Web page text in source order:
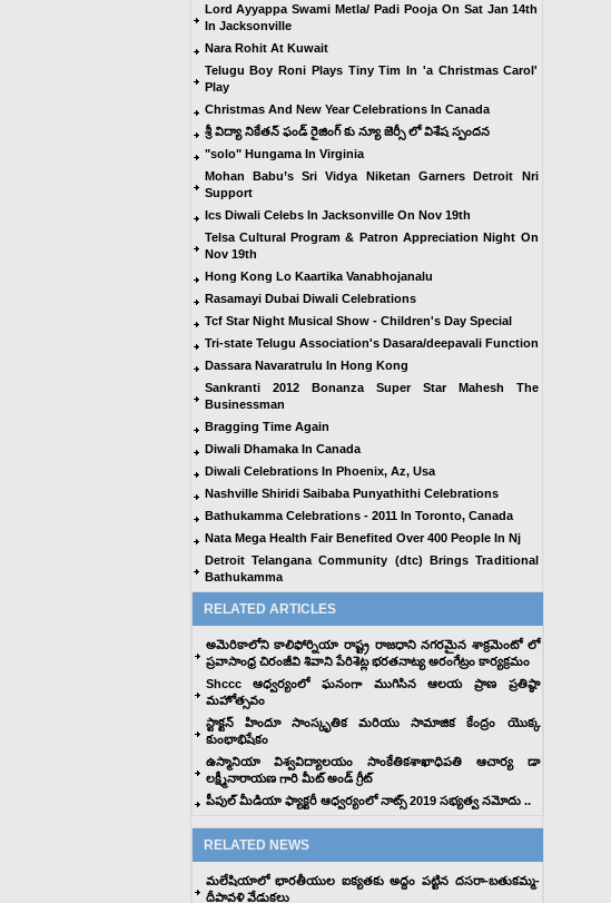
Lord Ayyappa Swami Metla/ Padi Pooja On Sat Jan 14th
In Jacksonville
Nara Rohit At Kuwait
Telugu Boy Roni Plays Tiny Tim In 'a Christmas Carol'
Play
Christmas And New Year Celebrations In Canada
శ్రీ విద్యా నికేతన్ ఫండ్ రైజింగ్ కు న్యూ జెర్సీ లో విశేష స్పందన
"solo" Hungama In Virginia
Mohan Babu’s Sri Vidya Niketan Garners Detroit Nri
Support
Ics Diwali Celebs In Jacksonville On Nov 19th
Telsa Cultural Program & Patron Appreciation Night On
Nov 19th
Hong Kong Lo Kaartika Vanabhojanalu
Rasamayi Dubai Diwali Celebrations
Tcf Star Night Musical Show - Children's Day Special
Tri-state Telugu Association's Dasara/deepavali Function
Dassara Navaratrulu In Hong Kong
Sankranti 2012 Bonanza Super Star Mahesh The
Businessman
Bragging Time Again
Diwali Dhamaka In Canada
Diwali Celebrations In Phoenix, Az, Usa
Nashville Shiridi Saibaba Punyathithi Celebrations
Bathukamma Celebrations - 2011 In Toronto, Canada
Nata Mega Health Fair Benefited Over 400 People In Nj
Detroit Telangana Community (dtc) Brings Traditional
Bathukamma
RELATED ARTICLES
అమెరికాలోని కాలిఫోర్నియా రాష్ట్ర రాజధాని నగరమైన శాక్రమెంటో లో
ప్రవాసాంధ్ర చిరంజీవి శివాని పేరిశెట్ల భరతనాట్య అరంగేట్రం కార్యక్రమం
Shccc ఆధ్వర్యంలో ఘనంగా ముగిసిన ఆలయ ప్రాణ ప్రతిష్ఠా
మహోత్సవం
స్టాక్టన్ హిందూ సాంస్కృతిక మరియు సామాజిక కేంద్రం యొక్క
కుంభాభిషేకం
ఉస్మానియా విశ్వవిద్యాలయం సాంకేతికశాఖాధిపతి ఆచార్య డా
లక్ష్మీనారాయణ గారి మీట్ అండ్ గ్రీట్
పీపుల్ మీడియా ఫ్యాక్టరీ ఆధ్వర్యంలో నాట్స్ 2019 సభ్యత్వ నమోదు ..
RELATED NEWS
మలేషియాలో భారతీయుల ఐక్యతకు అద్దం పట్టిన దసరా-బతుకమ్మ-
దీపావళి వేడుకలు